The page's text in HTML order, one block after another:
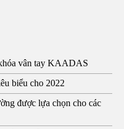
vân tay KAADAS
biểu cho 2022
được lựa chọn cho các